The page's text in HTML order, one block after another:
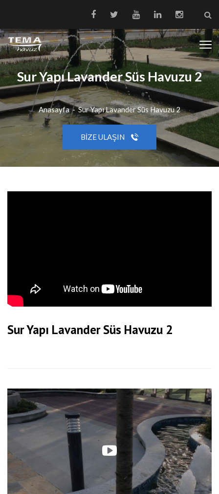
Sur Yapı Lavander Süs Havuzu 2
Anasayfa - Sur Yapı Lavander Süs Havuzu 2
BIZE ULAŞIN
Sur Yapı Lavander Süs Havuzu 2